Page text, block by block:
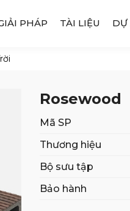
PHÁP TÀI LIỆU DỰ
Rosewood
Mã SP
Thương hiệu
Bộ sưu tập
Bảo hành